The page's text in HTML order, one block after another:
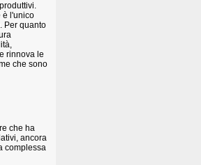
è l'unico
Per quanto
rinnova le
che sono
che ha
ancora
complessa